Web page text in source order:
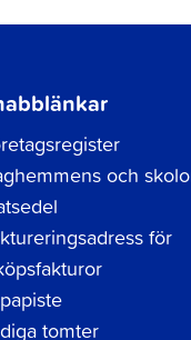
och
för
tomter